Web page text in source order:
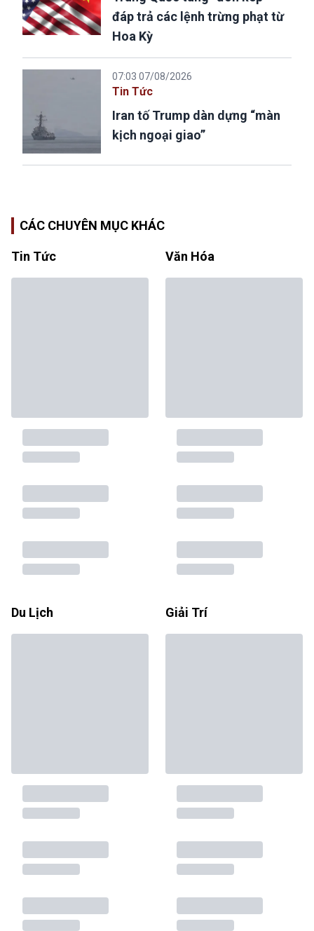
đáp trả các lệnh trừng phạt từ
Hoa Kỳ
07:03 07/08/2026
Tin Tức
Iran tố Trump dàn dựng “màn
kịch ngoại giao”
CÁC CHUYÊN MỤC KHÁC
Tin Tức Văn Hóa
Du Lịch Giải Trí